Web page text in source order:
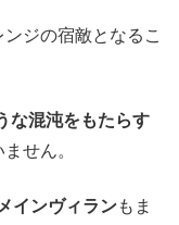
ジの宿敵となるこ
な混沌をもたらす
せん。
メインヴィランもま